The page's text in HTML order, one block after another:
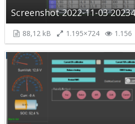
Screenshot 2022-11-03
88,12 kB 1.195×724 1.156